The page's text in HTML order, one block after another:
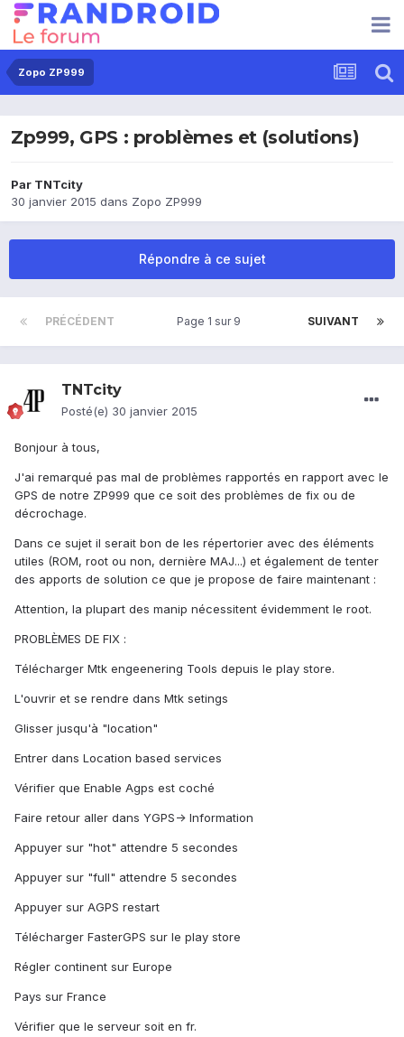
Zopo ZP999
Zp999, GPS : problèmes et (solutions)
Par TNTcity
30 janvier 2015 dans Zopo ZP999
Répondre à ce sujet
PRÉCÉDENT SUIVANT
Page 1 sur 9
TNTcity
Posté(e) 30 janvier 2015
Bonjour à tous,
J'ai remarqué pas mal de problèmes rapportés en rapport avec le
GPS de notre ZP999 que ce soit des problèmes de fix ou de
décrochage.
Dans ce sujet il serait bon de les répertorier avec des éléments
utiles (ROM, root ou non, dernière MAJ...) et également de tenter
des apports de solution ce que je propose de faire maintenant :
Attention, la plupart des manip nécessitent évidemment le root.
PROBLÈMES DE FIX :
Télécharger Mtk engeenering Tools depuis le play store.
L'ouvrir et se rendre dans Mtk setings
Glisser jusqu'à "location"
Entrer dans Location based services
Vérifier que Enable Agps est coché
Faire retour aller dans YGPS-> Information
Appuyer sur "hot" attendre 5 secondes
Appuyer sur "full" attendre 5 secondes
Appuyer sur AGPS restart
Télécharger FasterGPS sur le play store
Régler continent sur Europe
Pays sur France
Vérifier que le serveur soit en fr.